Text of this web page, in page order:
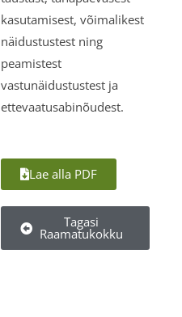
kasutamisest, võimalikest
näidustustest ning
peamistest
vastunäidustustest ja
ettevaatusabinõudest.
Lae alla PDF
Tagasi
Raamatukokku